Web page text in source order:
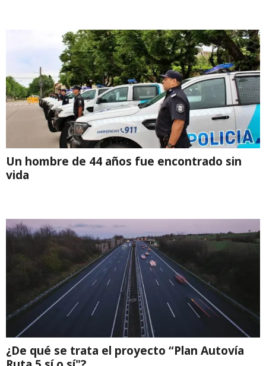
Un hombre de 44 años fue encontrado sin
vida
¿De qué se trata el proyecto “Plan Autovía